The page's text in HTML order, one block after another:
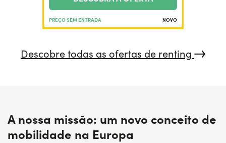
PREÇO SEM ENTRADA NOVO
Descobre todas as ofertas de renting​
A nossa missão: um novo conceito de
mobilidade na Europa